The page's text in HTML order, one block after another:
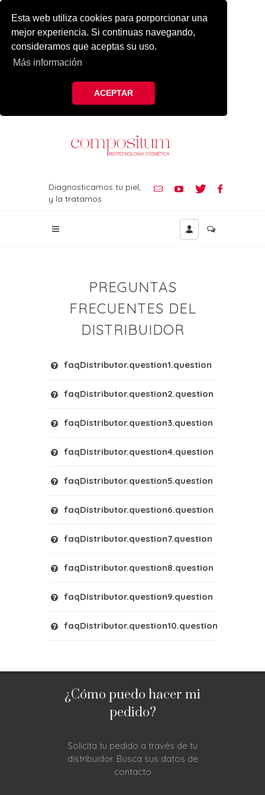
Esta web utiliza cookies para porporcionar una
mejor experiencia. Si continuas navegando,
consideramos que aceptas su uso.
Más información
ACEPTAR
Diagnosticamos tu piel,
y la tratamos
PREGUNTAS
FRECUENTES DEL
DISTRIBUIDOR
faqDistributor.question1.question
faqDistributor.question2.question
faqDistributor.question3.question
faqDistributor.question4.question
faqDistributor.question5.question
faqDistributor.question6.question
faqDistributor.question7.question
faqDistributor.question8.question
faqDistributor.question9.question
faqDistributor.question10.question
¿Cómo puedo hacer mi
pedido?
Solicita tu pedido a través de tu
distribuidor. Busca sus datos de
contacto